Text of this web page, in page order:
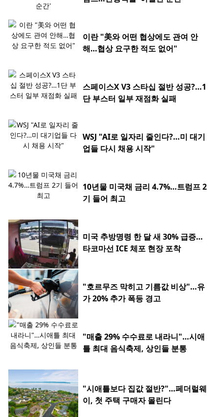
이란 "美와 어떤 협상에도 관여 안
해…협상 요구한 적도 없어"
스페이스X V3 스타십 절반 성공?…1
단 부스터 일부 재점화 실패
WSJ "AI로 일자리 줄인다?…미 대기
업들 다시 채용 시작"
10년물 미국채 금리 4.7%…트럼프 2
기 들어 최고
미국 추방명령 한 달 새 30% 급증…
타코마선 ICE 체포 현장 포착
"호르무즈 막히고 기름값 비상"…유
가 20% 추가 폭등 경고
"매출 29% 수수료로 내라니"…시애
틀 최대 음식축제, 상인들 분통
"시애틀보다 집값 절반?"…페더럴웨
이, 첫 주택 구매자 몰린다